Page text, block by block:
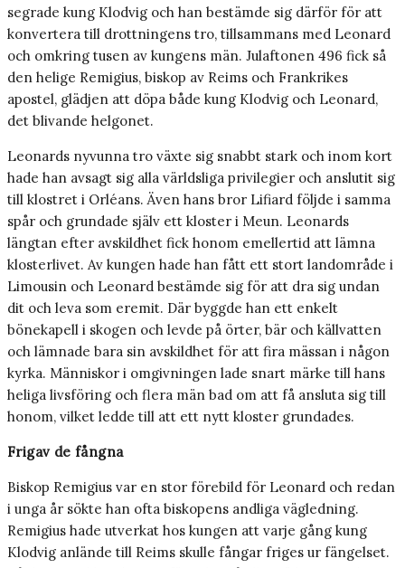
segrade kung Klodvig och han bestämde sig därför för att
konvertera till drottningens tro, tillsammans med Leonard
och omkring tusen av kungens män. Julaftonen 496 fick så
den helige Remigius, biskop av Reims och Frankrikes
apostel, glädjen att döpa både kung Klodvig och Leonard,
det blivande helgonet.
Leonards nyvunna tro växte sig snabbt stark och inom kort
hade han avsagt sig alla världsliga privilegier och anslutit sig
till klostret i Orléans. Även hans bror Lifiard följde i samma
spår och grundade själv ett kloster i Meun. Leonards
längtan efter avskildhet fick honom emellertid att lämna
klosterlivet. Av kungen hade han fått ett stort landområde i
Limousin och Leonard bestämde sig för att dra sig undan
dit och leva som eremit. Där byggde han ett enkelt
bönekapell i skogen och levde på örter, bär och källvatten
och lämnade bara sin avskildhet för att fira mässan i någon
kyrka. Människor i omgivningen lade snart märke till hans
heliga livsföring och flera män bad om att få ansluta sig till
honom, vilket ledde till att ett nytt kloster grundades.
Frigav de fångna
Biskop Remigius var en stor förebild för Leonard och redan
i unga år sökte han ofta biskopens andliga vägledning.
Remigius hade utverkat hos kungen att varje gång kung
Klodvig anlände till Reims skulle fångar friges ur fängelset.